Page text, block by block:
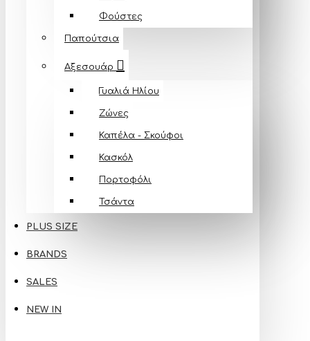
Φούστες
Παπούτσια
Αξεσουάρ
Γυαλιά Ηλίου
Ζώνες
Καπέλα - Σκούφοι
Κασκόλ
Πορτοφόλι
Τσάντα
PLUS SIZE
BRANDS
SALES
NEW IN